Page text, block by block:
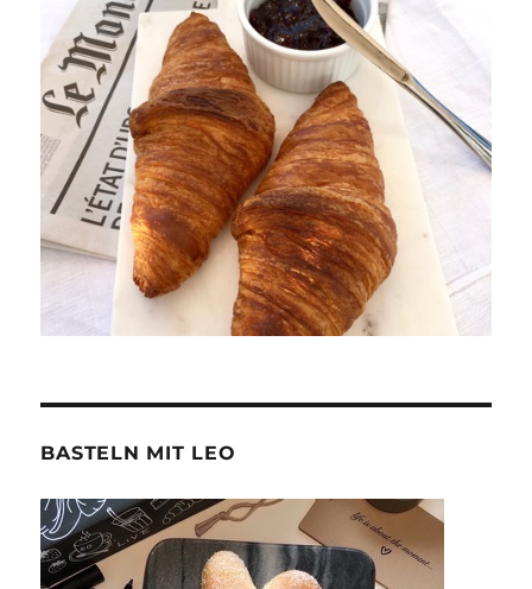
BASTELN MIT LEO